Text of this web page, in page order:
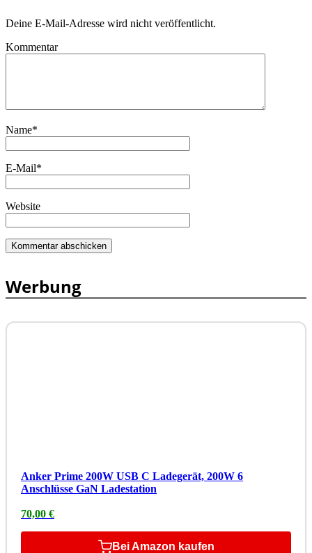
Deine E-Mail-Adresse wird nicht veröffentlicht.
Kommentar
Name*
E-Mail*
Website
Werbung
Anker Prime 200W USB C Ladegerät, 200W 6
Anschlüsse GaN Ladestation
70,00 €
Bei Amazon kaufen